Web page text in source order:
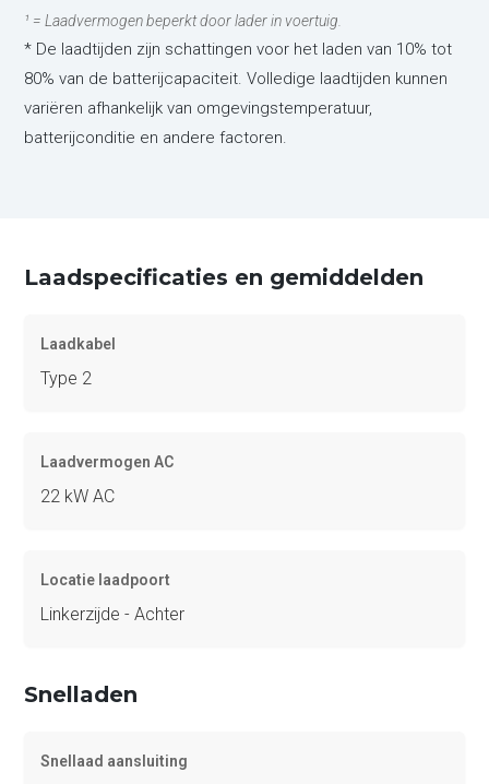
¹ = Laadvermogen beperkt door lader in voertuig.
* De laadtijden zijn schattingen voor het laden van 10% tot
80% van de batterijcapaciteit. Volledige laadtijden kunnen
variëren afhankelijk van omgevingstemperatuur,
batterijconditie en andere factoren.
Laadspecificaties en gemiddelden
Laadkabel
Type 2
Laadvermogen AC
22 kW AC
Locatie laadpoort
Linkerzijde - Achter
Snelladen
Snellaad aansluiting